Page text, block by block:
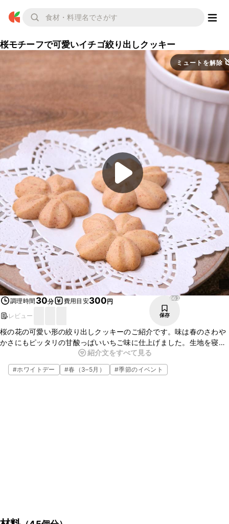
桜モチーフで可愛いイチゴ絞り出しクッキー
ミュートを解除
調理時間 30分 費用目安300円
レビュー
663
保存
桜の花の可愛い形の絞り出しクッキーのご紹介です。味は春のさわや
かさにもピッタリの甘酸っぱいいちご味に仕上げました。生地を寝か
せる必要もなく簡単にお作りいただけますので、普段のおやつやおも
てなし、プレゼントにも最適ですよ。
紹介文をすべて見る
#ホワイトデー #春（3–5月） #季節のイベント